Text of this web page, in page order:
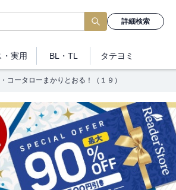
詳細検索
・実用 BL・TL タテヨミ
コータローまかりとおる！（１９）